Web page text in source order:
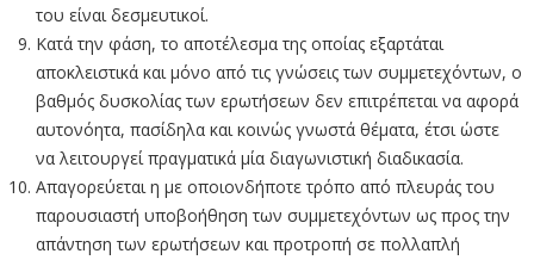
του είναι δεσμευτικοί.
Κατά την φάση, το αποτέλεσμα της οποίας εξαρτάται
αποκλειστικά και μόνο από τις γνώσεις των συμμετεχόντων, ο
βαθμός δυσκολίας των ερωτήσεων δεν επιτρέπεται να αφορά
αυτονόητα, πασίδηλα και κοινώς γνωστά θέματα, έτσι ώστε
να λειτουργεί πραγματικά μία διαγωνιστική διαδικασία.
Απαγορεύεται η με οποιονδήποτε τρόπο από πλευράς του
παρουσιαστή υποβοήθηση των συμμετεχόντων ως προς την
απάντηση των ερωτήσεων και προτροπή σε πολλαπλή